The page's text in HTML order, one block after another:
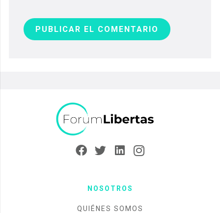
PUBLICAR EL COMENTARIO
NOSOTROS
QUIÉNES SOMOS